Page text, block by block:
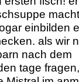
einbilden
als wir
nach dem
tage fragen,